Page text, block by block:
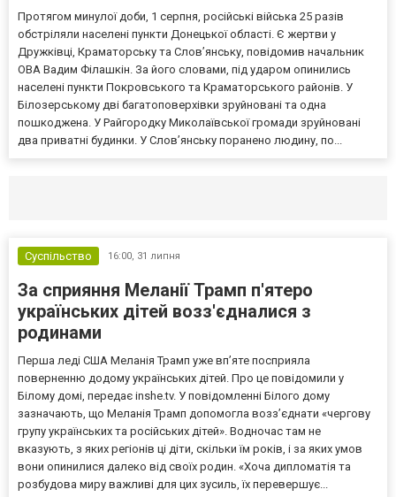
Протягом минулої доби, 1 серпня, російські війська 25 разів
обстріляли населені пункти Донецької області. Є жертви у
Дружківці, Краматорську та Слов’янську, повідомив начальник
ОВА Вадим Філашкін. За його словами, під ударом опинились
населені пункти Покровського та Краматорського районів. У
Білозерському дві багатоповерхівки зруйновані та одна
пошкоджена. У Райгородку Миколаївської громади зруйновані
два приватні будинки. У Слов’янську поранено людину, по...
Суспільство 16:00, 31 липня
За сприяння Меланії Трамп п'ятеро
українських дітей возз'єдналися з
родинами
Перша леді США Меланія Трамп уже впʼяте посприяла
поверненню додому українських дітей. Про це повідомили у
Білому домі, передає inshe.tv. У повідомленні Білого дому
зазначають, що Меланія Трамп допомогла возз’єднати «чергову
групу українських та російських дітей». Водночас там не
вказують, з яких регіонів ці діти, скільки їм років, і за яких умов
вони опинилися далеко від своїх родин. «Хоча дипломатія та
розбудова миру важливі для цих зусиль, їх перевершує...